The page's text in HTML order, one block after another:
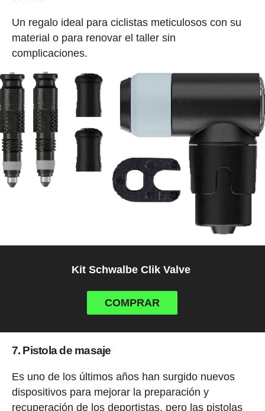
Un regalo ideal para ciclistas meticulosos con su
material o para renovar el taller sin
complicaciones.
Kit Schwalbe Clik Valve
COMPRAR
7. Pistola de masaje
Es uno de los últimos años han surgido nuevos
dispositivos para mejorar la preparación y
recuperación de los deportistas, pero las pistolas